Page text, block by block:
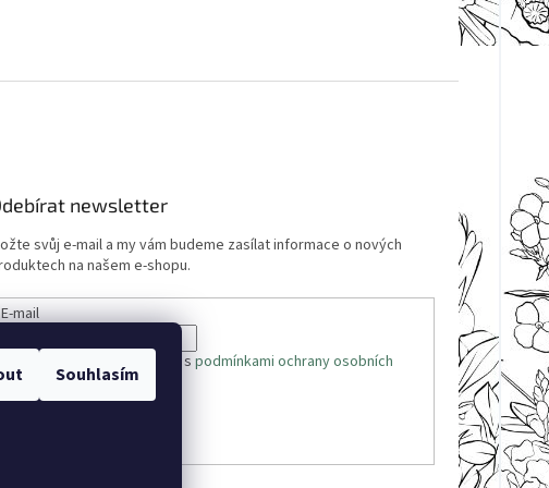
Souhlasím
newsletter
svůj e-mail a my vám budeme zasílat informace o nových
na našem e-shopu.
E-mail
Vložením e-mailu souhlasíte spodmínkami ochrany osobních
údajů